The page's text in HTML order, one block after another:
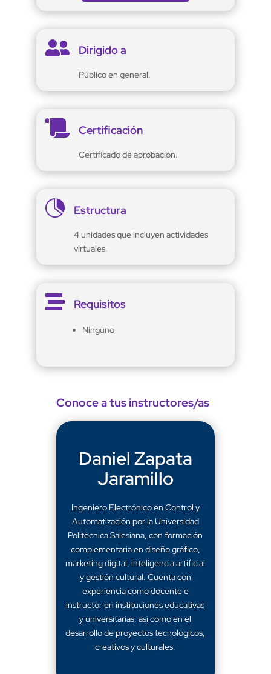
 Dirigido a
Público en general.
 Certificación
Certificado de aprobación.
 Estructura
4 unidades que incluyen actividades
virtuales.
 Requisitos
Ninguno
Conoce a tus instructores/as
Daniel Zapata
Jaramillo
Ingeniero Electrónico en Control y
Automatización por la Universidad
Politécnica Salesiana, con formación
complementaria en diseño gráfico,
marketing digital, inteligencia artificial
y gestión cultural. Cuenta con
experiencia como docente e
instructor en instituciones educativas
y universitarias, así como en el
desarrollo de proyectos tecnológicos,
creativos y culturales.